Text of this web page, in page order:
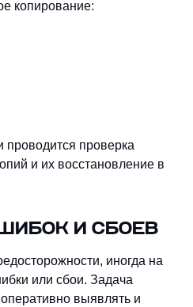
копирование:
проводится проверка
и их восстановление в
И СБОЕВ
иногда на
или сбои. Задача
выявлять и